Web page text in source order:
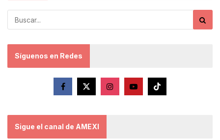
Síguenos en Redes
Sigue el canal de AMEXI